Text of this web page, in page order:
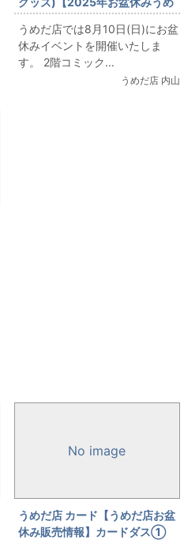
だ店販売情報】8月10日(日)
【コミックフロア】ドラゴンボ
ール
うめだ店では8月10日(日)にお盆
休みイベントを開催いたしま
す。 2階コミック...
うめだ店 内山
No image
うめだ店 カード【うめだ店お盆
休み販売情報】カードダス①